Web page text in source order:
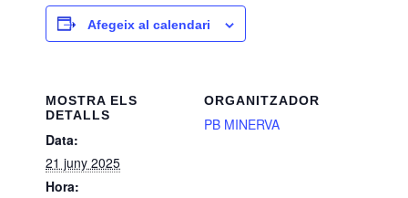
Afegeix al calendari
MOSTRA ELS
DETALLS
Data:
21 juny 2025
Hora:
ORGANITZADOR
PB MINERVA